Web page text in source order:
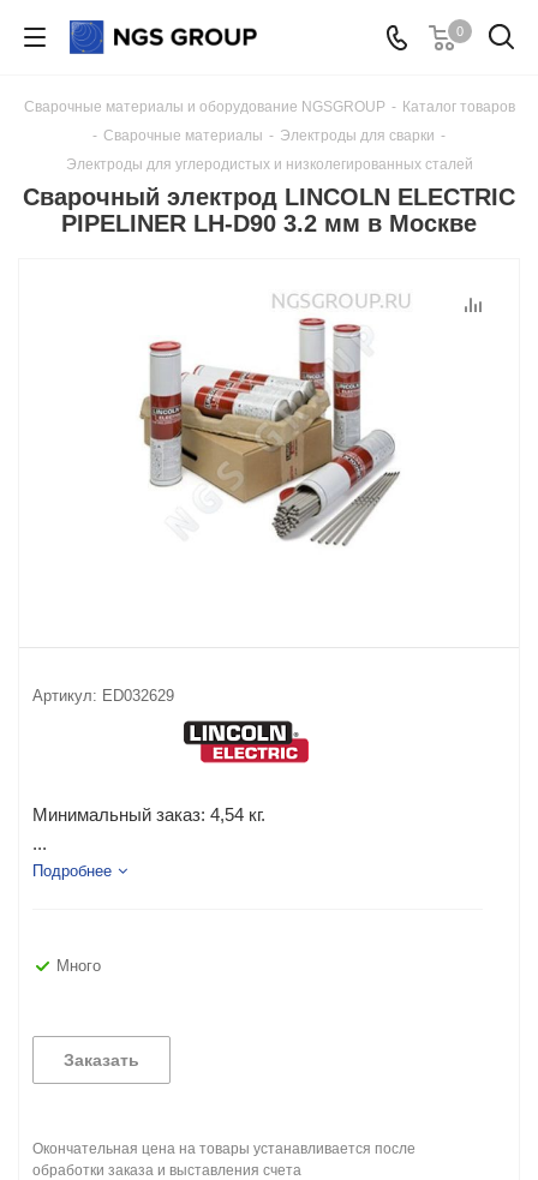
0
Сварочные материалы и оборудование NGSGROUP - Каталог товаров
- Сварочные материалы - Электроды для сварки -
Электроды для углеродистых и низколегированных сталей
Сварочный электрод LINCOLN ELECTRIC
PIPELINER LH-D90 3.2 мм в Москве
Артикул: ED032629
Минимальный заказ: 4,54 кг.
...
Подробнее
Много
Заказать
Окончательная цена на товары устанавливается после
обработки заказа и выставления счета